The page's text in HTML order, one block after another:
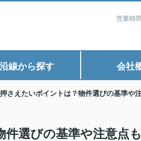
営業時
沿線から探す 会社
さえたいポイントは？物件選びの基準や
選びの基準や注意点